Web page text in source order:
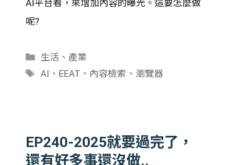
AI平台看，來增加內容的曝光。這要怎麼做
呢?
分
類
生活 、 產業
標
AI 、 EEAT、 內容檢索 、 瀏覽器
EP240-2025就要過完了，
還有好多事還沒做..